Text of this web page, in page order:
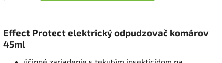
Effect Protect elektrický odpudzovač komárov
45ml